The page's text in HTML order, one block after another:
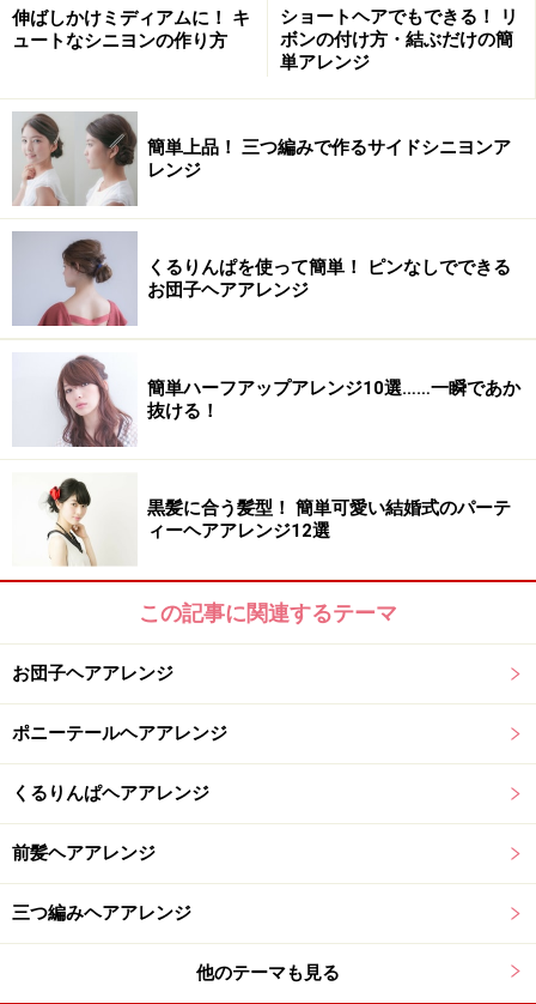
毛先を巻いておくと仕上がりにやわらかさが出る
1 毛先を26mmのアイロンでワンカール巻きます。
スライス線はジグザグにすると良い
2 ハチ上の髪をやや前上がりで分けとります。
ができる
3 2で分けとった毛束をフォワード方向（後ろから前に
向かって）に2～3回転ねじります。
1本で留まらない場合は、2～3本で固定すると良い
4 3でねじった毛束の外側部分の毛にアメピンをひっか
伸ばしかけミディアムに！ キ
ュートなシニヨンの作り方
ショートヘアでもできる！ リ
ボンの付け方・結ぶだけの簡
単アレンジ
簡単上品！ 三つ編みで作るサイドシニヨンア
レンジ
くるりんぱを使って簡単！ ピンなしでできる
お団子ヘアアレンジ
簡単ハーフアップアレンジ10選……一瞬であか
抜ける！
黒髪に合う髪型！ 簡単可愛い結婚式のパーテ
ィーヘアアレンジ12選
この記事に関連するテーマ
お団子ヘアアレンジ
ポニーテールヘアアレンジ
くるりんぱヘアアレンジ
前髪ヘアアレンジ
三つ編みヘアアレンジ
他のテーマも見る